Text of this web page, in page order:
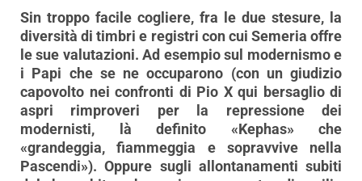
Sin troppo facile cogliere, fra le due stesure, la
diversità di timbri e registri con cui Semeria offre
le sue valutazioni. Ad esempio sul modernismo e
i Papi che se ne occuparono (con un giudizio
capovolto nei confronti di Pio X qui bersaglio di
aspri rimproveri per la repressione dei
modernisti, là definito «Kephas» che
«grandeggia, fiammeggia e sopravvive nella
Pascendi»). Oppure sugli allontanamenti subiti